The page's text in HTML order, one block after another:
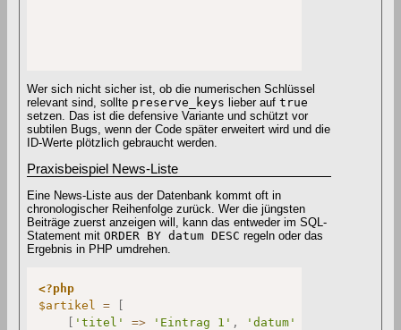
Wer sich nicht sicher ist, ob die numerischen Schlüssel
relevant sind, sollte preserve_keys lieber auf true
setzen. Das ist die defensive Variante und schützt vor
subtilen Bugs, wenn der Code später erweitert wird und die
ID-Werte plötzlich gebraucht werden.
Praxisbeispiel News-Liste
Eine News-Liste aus der Datenbank kommt oft in
chronologischer Reihenfolge zurück. Wer die jüngsten
Beiträge zuerst anzeigen will, kann das entweder im SQL-
Statement mit ORDER BY datum DESC regeln oder das
Ergebnis in PHP umdrehen.
<?php
$artikel
=
[
[ 'titel' => 'Eintrag 1' , 'datum'